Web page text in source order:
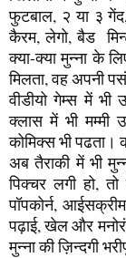
फुटबाल, २ या ३
कैरम, लेगो, बैड
क्या-क्या मुन्ना के
मिलता, वह अपनी
वीडीयो गेम्स में
क्लास में भी
कोमिक्स भी पढता।
अब तैराकी में भी
पिक्चर लगी हो,
पॉपकोर्न,
पढ़ाई, खेल और
मुन्ना की ज़िन्दगी